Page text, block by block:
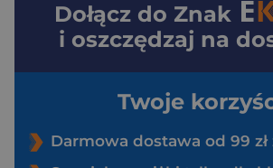
Dołącz do Znak
i oszczędzaj na
Twoje
Darmowa dostawa od 99 zł